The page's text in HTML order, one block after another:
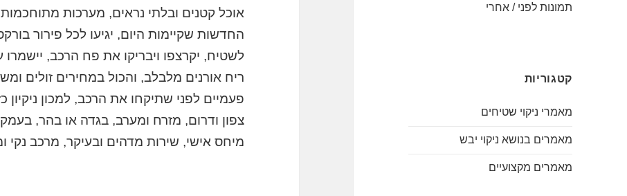
תמונות לפני / אחרי
קטגוריות
מאמרי ניקוי שטיחים
מאמרים בנושא ניקוי יבש
מאמרים מקצועיים
אוכל קטנים ובלתי נראים, מערכות
החדשות שקיימות היום, יגיעו לכל פירור
לשטיח, יקרצפו ויבריקו את פח הרכב,
ריח אורנים מלבלב, והכול במחירים זולים
פעמיים לפני שתיקחו את הרכב, למכון
צפון ודרום, מזרח ומערב, בגדה או בהר,
מיחס אישי, שירות מדהים ובעיקר, מרכב